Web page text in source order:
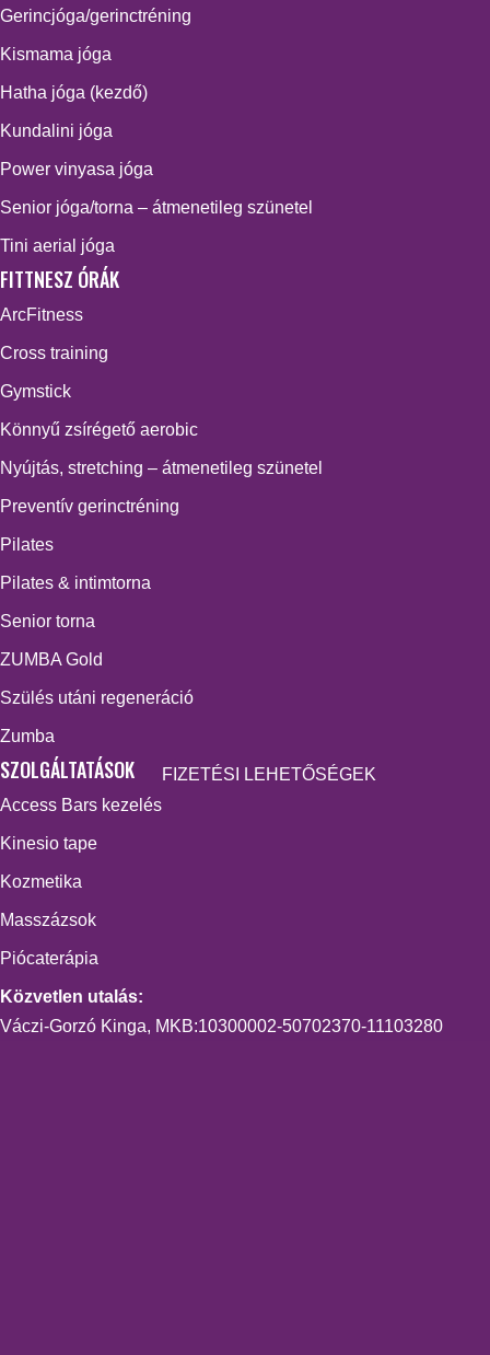
Gerincjóga/gerinctréning
Kismama jóga
Hatha jóga (kezdő)
Kundalini jóga
Power vinyasa jóga
Senior jóga/torna – átmenetileg szünetel
Tini aerial jóga
FITTNESZ ÓRÁK
ArcFitness
Cross training
Gymstick
Könnyű zsírégető aerobic
Nyújtás, stretching – átmenetileg szünetel
Preventív gerinctréning
Pilates
Pilates & intimtorna
Senior torna
ZUMBA Gold
Szülés utáni regeneráció
Zumba
SZOLGÁLTATÁSOK
Access Bars kezelés
Kinesio tape
Kozmetika
Masszázsok
Piócaterápia
FIZETÉSI LEHETŐSÉGEK
Közvetlen utalás:
Váczi-Gorzó Kinga, MKB:10300002-50702370-11103280